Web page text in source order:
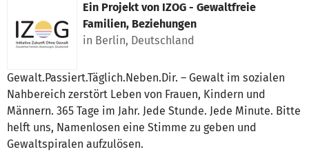
Ein Projekt von IZOG - Gewaltfreie
Familien, Beziehungen
in Berlin, Deutschland
Gewalt.Passiert.Täglich.Neben.Dir. – Gewalt im sozialen
Nahbereich zerstört Leben von Frauen, Kindern und
Männern. 365 Tage im Jahr. Jede Stunde. Jede Minute. Bitte
helft uns, Namenlosen eine Stimme zu geben und
Gewaltspiralen aufzulösen.